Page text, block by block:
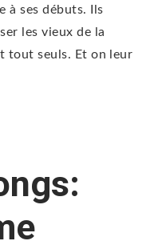
à ses débuts. Ils
les vieux de la
tout seuls. Et on leur